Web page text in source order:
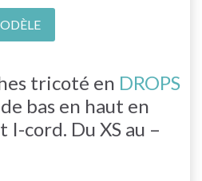
tricoté en DROPS
bas en haut en
I-cord. Du XS au –